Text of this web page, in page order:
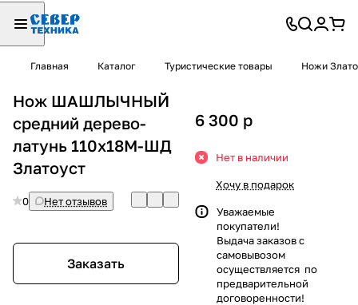
Главная Каталог Туристические товары Ножи
Нож ШАШЛЫЧНЫЙ
средний дерево-
латунь 110х18М-ШД
Златоуст
0 Нет отзывов
Заказать
6 300 p
Нет в наличии
Хочу в подарок
Уважаемые
покупатели!
Выдача заказов с
самовывозом
осуществляется по
предварительной
договоренности!